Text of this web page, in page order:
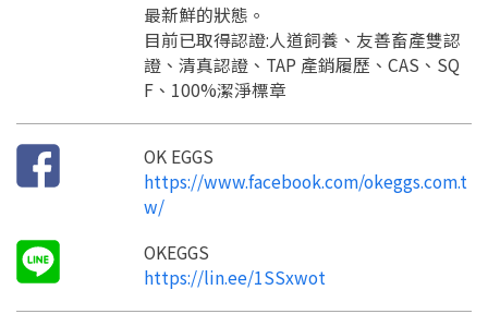
最新鮮的狀態。
目前已取得認證:人道飼養、友善畜產雙認
證、清真認證、TAP 產銷履歷、CAS、SQ
F、100%潔淨標章
OK EGGS
https://www.facebook.com/okeggs.com.t
w/
OKEGGS
https://lin.ee/1SSxwot
填寫申請資料
返回首頁
查看申請進度
返回首頁
點擊「直接申請」按鈕開始填寫申請表。
直接申請 看密笈
返回首頁